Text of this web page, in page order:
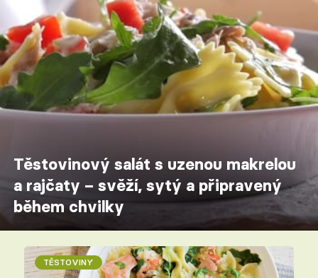
Těstovinový salát s uzenou makrelou
a rajčaty – svěží, sytý a připravený
během chvilky
TĚSTOVINY